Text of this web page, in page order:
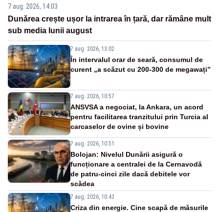
7 aug. 2026, 14:03
Dunărea crește ușor la intrarea în țară, dar rămâne mult
sub media lunii august
7 aug. 2026, 13:02
În intervalul orar de seară, consumul de
curent „a scăzut cu 200-300 de megawați”
7 aug. 2026, 10:57
ANSVSA a negociat, la Ankara, un acord
pentru facilitarea tranzitului prin Turcia al
carcaselor de ovine și bovine
7 aug. 2026, 10:51
Bolojan: Nivelul Dunării asigură o
funcționare a centralei de la Cernavodă
de patru-cinci zile dacă debitele vor
scădea
7 aug. 2026, 10:43
Criza din energie. Cine scapă de măsurile